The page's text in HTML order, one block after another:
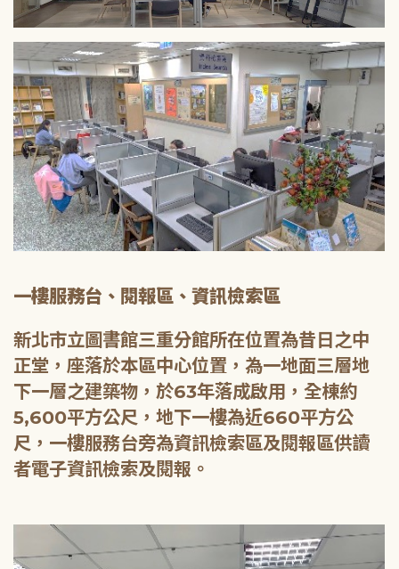
一樓服務台、閱報區、資訊檢索區
新北市立圖書館三重分館所在位置為昔日之中
正堂，座落於本區中心位置，為一地面三層地
下一層之建築物，於63年落成啟用，全棟約
5,600平方公尺，地下一樓為近660平方公
尺，一樓服務台旁為資訊檢索區及閱報區供讀
者電子資訊檢索及閱報。